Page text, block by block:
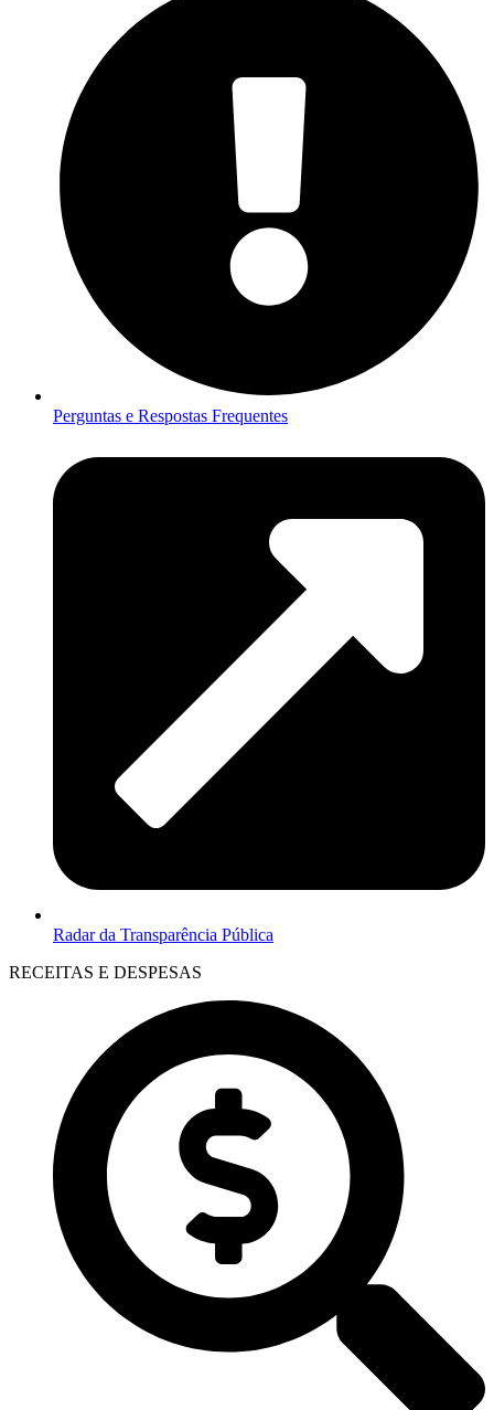
Perguntas e Respostas Frequentes
Radar da Transparência Pública
RECEITAS E DESPESAS